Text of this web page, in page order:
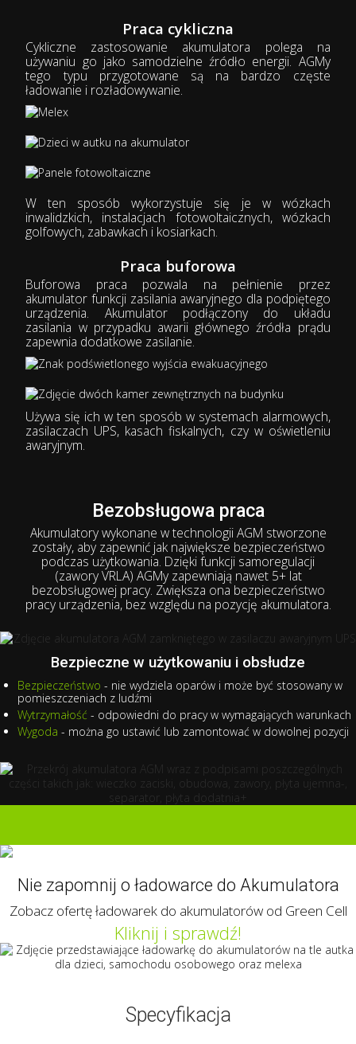
Praca cykliczna
Cykliczne zastosowanie akumulatora polega na
używaniu go jako samodzielne źródło energii. AGMy
tego typu przygotowane są na bardzo częste
ładowanie i rozładowywanie.
W ten sposób wykorzystuje się je w wózkach
inwalidzkich, instalacjach fotowoltaicznych, wózkach
golfowych, zabawkach i kosiarkach.
Praca buforowa
Buforowa praca pozwala na pełnienie przez
akumulator funkcji zasilania awaryjnego dla podpiętego
urządzenia. Akumulator podłączony do układu
zasilania w przypadku awarii głównego źródła prądu
zapewnia dodatkowe zasilanie.
Używa się ich w ten sposób w systemach alarmowych,
zasilaczach UPS, kasach fiskalnych, czy w oświetleniu
awaryjnym.
Bezobsługowa praca
Akumulatory wykonane w technologii AGM stworzone
zostały, aby zapewnić jak największe bezpieczeństwo
podczas użytkowania. Dzięki funkcji samoregulacji
(zawory VRLA) AGMy zapewniają nawet 5+ lat
bezobsługowej pracy. Zwiększa ona bezpieczeństwo
pracy urządzenia, bez względu na pozycję akumulatora.
Bezpieczne w użytkowaniu i obsłudze
Bezpieczeństwo - nie wydziela oparów i może być stosowany w
pomieszczeniach z ludźmi
Wytrzymałość - odpowiedni do pracy w wymagających warunkach
Wygoda - można go ustawić lub zamontować w dowolnej pozycji
Nie zapomnij o ładowarce do Akumulatora
Zobacz ofertę ładowarek do akumulatorów od Green Cell
Kliknij i sprawdź!
Specyfikacja